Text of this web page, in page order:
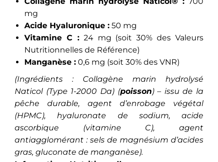
mg
Acide Hyaluronique : 50 mg
Vitamine C :24 mg (soit 30% des Valeurs
Nutritionnelles de Référence)
Manganèse : 0,6 mg (soit 30% des VNR)
(Ingrédients : Collagène marin hydrolysé
Naticol (Type 1-2000 Da) (poisson) – issu de la
pêche durable, agent d’enrobage végétal
(HPMC), hyaluronate de sodium, acide
ascorbique (vitamine C), agent
antiagglomérant : sels de magnésium d’acides
gras, gluconate de manganèse).